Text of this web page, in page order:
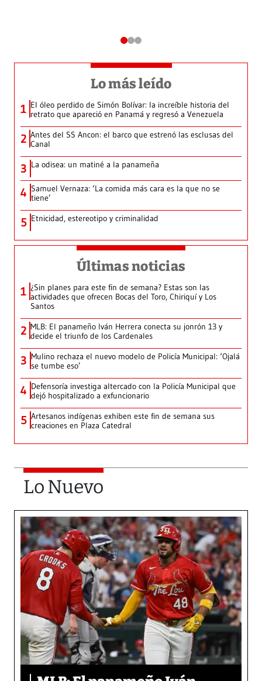
Lo más leído
1 El óleo perdido de Simón Bolívar: la increíble historia del
retrato que apareció en Panamá y regresó a Venezuela
2 Antes del SS Ancon: el barco que estrenó las esclusas del
Canal
3 La odisea: un matiné a la panameña
4 Samuel Vernaza: ‘La comida más cara es la que no se
tiene’
5 Etnicidad, estereotipo y criminalidad
Últimas noticias
1 ¿Sin planes para este fin de semana? Estas son las
actividades que ofrecen Bocas del Toro, Chiriquí y Los
Santos
2 MLB: El panameño Iván Herrera conecta su jonrón 13 y
decide el triunfo de los Cardenales
3 Mulino rechaza el nuevo modelo de Policía Municipal: ‘Ojalá
se tumbe eso’
4 Defensoría investiga altercado con la Policía Municipal que
dejó hospitalizado a exfuncionario
5 Artesanos indígenas exhiben este fin de semana sus
creaciones en Plaza Catedral
Lo Nuevo